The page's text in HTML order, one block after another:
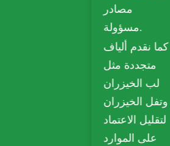
إنتاج كل من
الورق المقوى
المطلي وغير
المطلي لتقليل